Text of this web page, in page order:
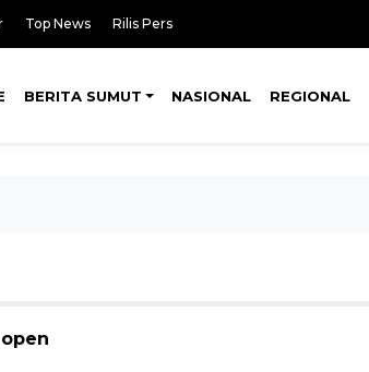
Top News Rilis Pers
BERITA SUMUT NASIONAL REGIONAL